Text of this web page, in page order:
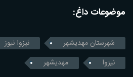
موضوعات داغ:
شهرستان مهدیشهر نیزوا نیوز
نیزوا
مهدیشهر